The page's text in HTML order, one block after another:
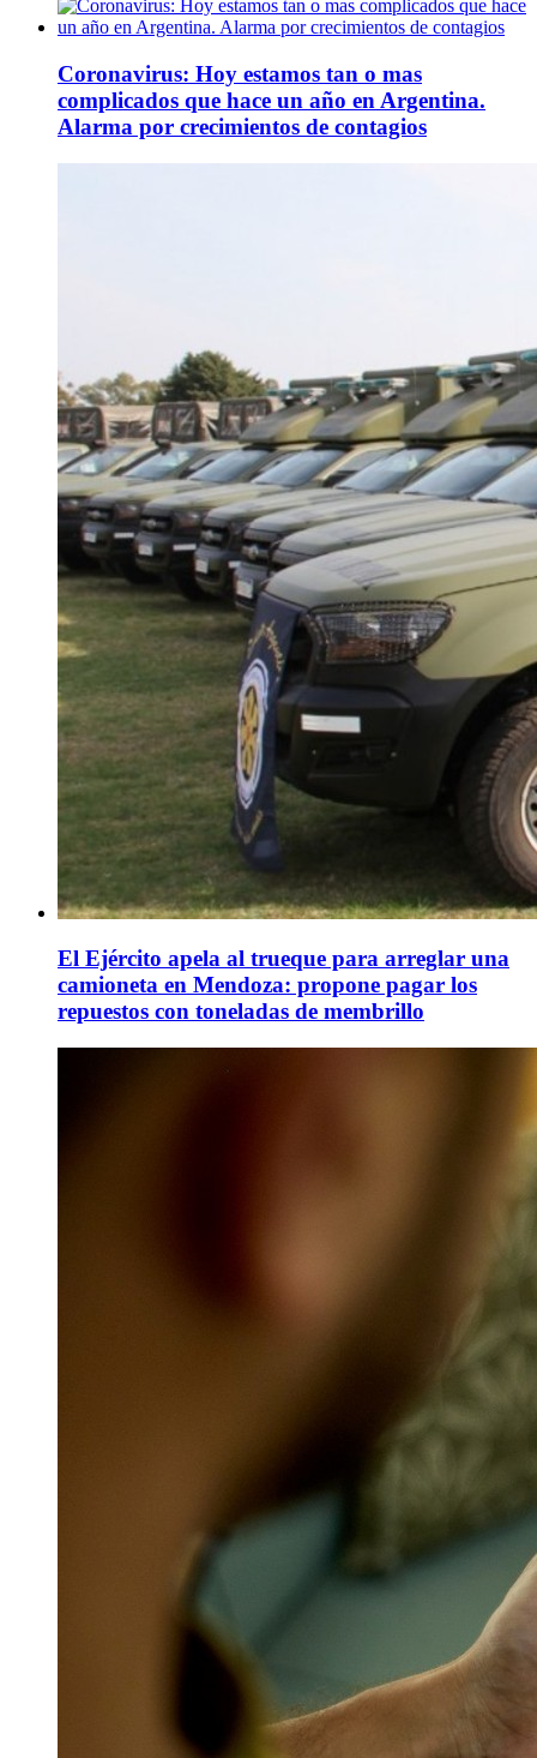
Coronavirus: Hoy estamos tan o mas
complicados que hace un año en Argentina.
Alarma por crecimientos de contagios
El Ejército apela al trueque para arreglar una
camioneta en Mendoza: propone pagar los
repuestos con toneladas de membrillo